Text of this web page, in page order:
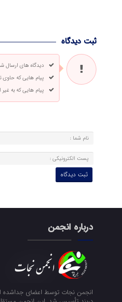
ثبت دیدگاه
دیدگاه های ارسال
پیام هایی که حاوی
پیام هایی که به
درباره انجمن
انجمن نجات توسط اعضای جداشده